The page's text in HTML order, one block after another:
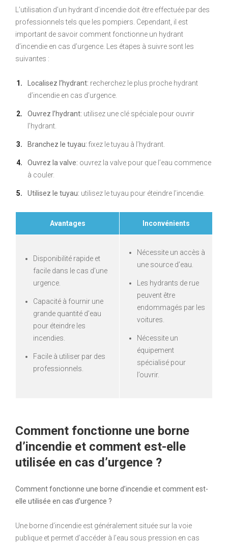
L’utilisation d’un hydrant d’incendie doit être effectuée par des
professionnels tels que les pompiers. Cependant, il est
important de savoir comment fonctionne un hydrant
d’incendie en cas d’urgence. Les étapes à suivre sont les
suivantes :
Localisez l’hydrant: recherchez le plus proche hydrant
d’incendie en cas d’urgence.
Ouvrez l’hydrant: utilisez une clé spéciale pour ouvrir
l’hydrant.
Branchez le tuyau: fixez le tuyau à l’hydrant.
Ouvrez la valve: ouvrez la valve pour que l’eau commence
à couler.
Utilisez le tuyau: utilisez le tuyau pour éteindre l’incendie.
Avantages Inconvénients
Disponibilité rapide et
facile dans le cas d’une
urgence.
Capacité à fournir une
grande quantité d’eau
pour éteindre les
incendies.
Facile à utiliser par des
professionnels.
Nécessite un accès à
une source d’eau.
Les hydrants de rue
peuvent être
endommagés par les
voitures.
Nécessite un
équipement
spécialisé pour
l’ouvrir.
Comment fonctionne une borne
d’incendie et comment est-elle
utilisée en cas d’urgence ?
Comment fonctionne une borne d’incendie et comment est-
elle utilisée en cas d’urgence ?
Une borne d’incendie est généralement située sur la voie
publique et permet d’accéder à l’eau sous pression en cas